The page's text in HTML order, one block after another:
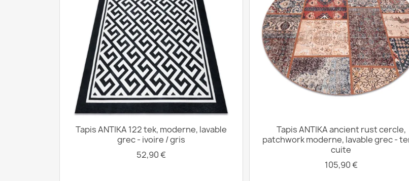
Tapis ANTIKA 122 tek, moderne, lavable
grec - ivoire / gris
52,90 €
Tapis ANTIKA ancient rust cercle,
patchwork moderne, lavable grec -
cuite
105,90 €